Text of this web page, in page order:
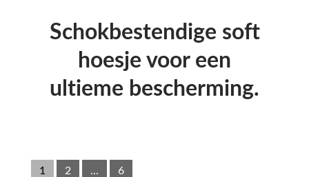
Schokbestendige soft
hoesje voor een
ultieme bescherming.
1 2 ... 6